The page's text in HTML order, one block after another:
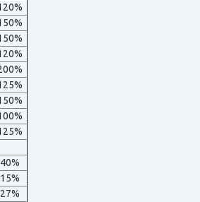
40%
15%
27%